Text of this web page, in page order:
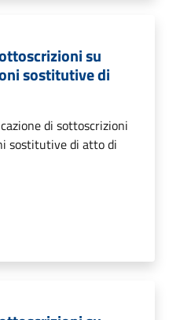
su
sostitutive di
di sottoscrizioni
sostitutive di atto di